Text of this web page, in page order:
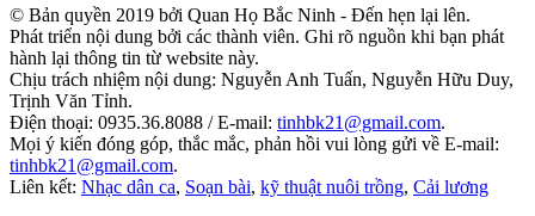
© Bản quyền 2019 bởi Quan Họ Bắc Ninh - Đến hẹn lại lên.
Phát triển nội dung bởi các thành viên. Ghi rõ nguồn khi bạn phát
hành lại thông tin từ website này.
Chịu trách nhiệm nội dung: Nguyễn Anh Tuấn, Nguyễn Hữu Duy,
Trịnh Văn Tỉnh.
Điện thoại: 0935.36.8088 / E-mail: tinhbk21@gmail.com.
Mọi ý kiến đóng góp, thắc mắc, phản hồi vui lòng gửi về E-mail:
tinhbk21@gmail.com.
Liên kết: Nhạc dân ca, Soạn bài, kỹ thuật nuôi trồng, Cải lương